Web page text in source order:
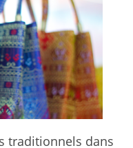
traditionnels dans